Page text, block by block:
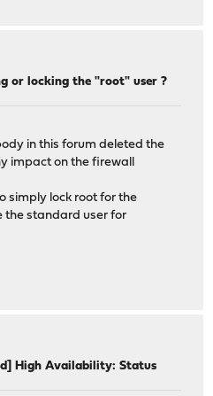
or locking the "root" user ?
in this forum deleted the
impact on the firewall
simply lock root for the
the standard user for
High Availability: Status